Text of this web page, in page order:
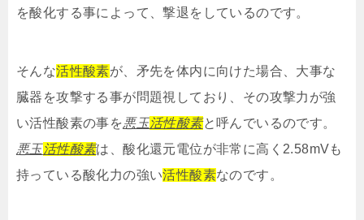
を酸化する事によって、撃退をしているのです。
そんな活性酸素が、矛先を体内に向けた場合、大事な
臓器を攻撃する事が問題視しており、その攻撃力が強
い活性酸素の事を悪玉活性酸素と呼んでいるのです。
悪玉活性酸素は、酸化還元電位が非常に高く2.58mVも
持っている酸化力の強い活性酸素なのです。